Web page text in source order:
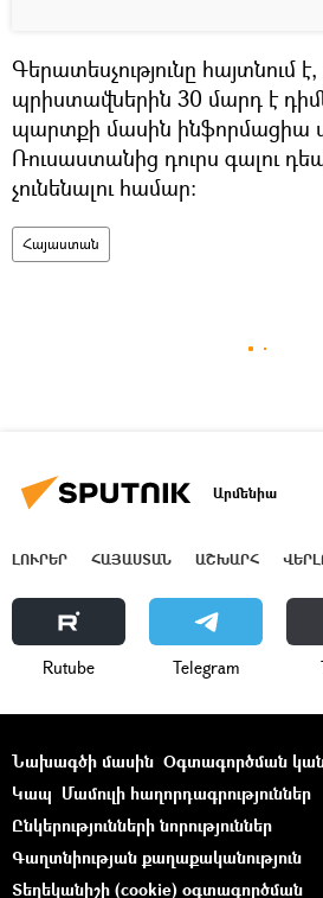
Գերատեսչությունը հայտնում
պրիստավներին 30 մարդ է
պարտքի մասին ինֆորմացիա
Ռուսաստանից դուրս գալու
չունենալու համար։
Հայաստան
Արմենիա
ԼՈՒՐԵՐ ՀԱՅԱՍՏԱՆ ԱՇԽԱՐՀ
Rutube Telegram
Նախագծի մասին Օգտագործման
Կապ Մամուլի հաղորդագրություններ
Ընկերությունների նորություններ
Գաղտնիության քաղաքականություն
Տեղեկանիշի (cookie) օգտագործման